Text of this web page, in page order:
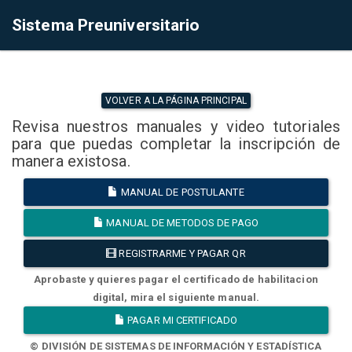
Sistema Preuniversitario
VOLVER A LA PÁGINA PRINCIPAL
Revisa nuestros manuales y video tutoriales
para que puedas completar la inscripción de
manera existosa.
MANUAL DE POSTULANTE
MANUAL DE METODOS DE PAGO
REGISTRARME Y PAGAR QR
Aprobaste y quieres pagar el certificado de habilitacion
digital, mira el siguiente manual.
PAGAR MI CERTIFICADO
© DIVISIÓN DE SISTEMAS DE INFORMACIÓN Y ESTADÍSTICA